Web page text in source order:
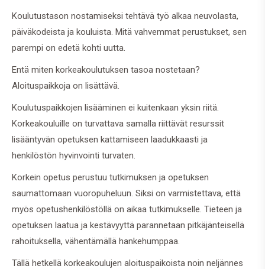
Koulutustason nostamiseksi tehtävä työ alkaa neuvolasta,
päiväkodeista ja kouluista. Mitä vahvemmat perustukset, sen
parempi on edetä kohti uutta.
Entä miten korkeakoulutuksen tasoa nostetaan?
Aloituspaikkoja on lisättävä.
Koulutuspaikkojen lisääminen ei kuitenkaan yksin riitä.
Korkeakouluille on turvattava samalla riittävät resurssit
lisääntyvän opetuksen kattamiseen laadukkaasti ja
henkilöstön hyvinvointi turvaten.
Korkein opetus perustuu tutkimuksen ja opetuksen
saumattomaan vuoropuheluun. Siksi on varmistettava, että
myös opetushenkilöstöllä on aikaa tutkimukselle. Tieteen ja
opetuksen laatua ja kestävyyttä parannetaan pitkäjänteisellä
rahoituksella, vähentämällä hankehumppaa.
Tällä hetkellä korkeakoulujen aloituspaikoista noin neljännes